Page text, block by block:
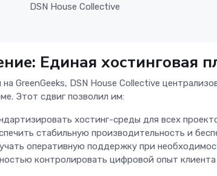
DSN House Collective
Единая хостинговая
GreenGeeks, DSN House Collective
Этот сдвиг позволил им:
хостинг-среды для всех
стабильную производительность и
оперативную поддержку при
контролировать цифровой опыт клиента